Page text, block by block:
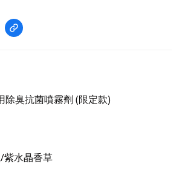
除臭抗菌噴霧劑 (限定款)
紫水晶香草